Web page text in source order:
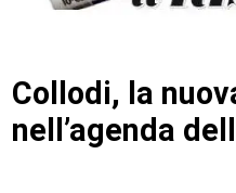
Collodi, la
nell’agenda